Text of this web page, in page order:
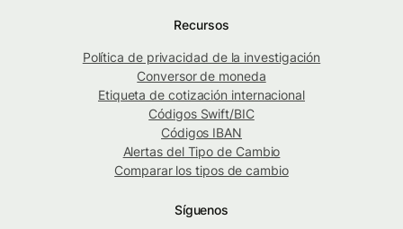
Recursos
Política de privacidad de la investigación
Conversor de moneda
Etiqueta de cotización internacional
Códigos Swift/BIC
Códigos IBAN
Alertas del Tipo de Cambio
Comparar los tipos de cambio
Síguenos